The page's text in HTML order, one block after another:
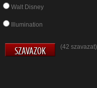
Walt Disney
Illumination
(42 szavazat)